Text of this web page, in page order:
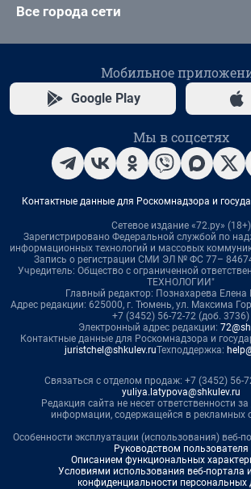
Все города сети
Мобильное
Google Play
Мы в соцсетях
Контактные данные для Роскомнадзора и
Сетевое издание «72.ру» (18+)
Зарегистрировано Федеральной службой по
информационных технологий и массовых
Запись о регистрации СМИ ЭЛ № ФС 77–
Учредитель: Общество с ограниченной
ТЕХНОЛОГИИ"
Главный редактор: Познахарева
Адрес редакции: 625000, г. Тюмень, ул. Максима
+7 (3452) 56-72-72 (доб. 3736)
Электронный адрес редакции:
Контактные данные для Роскомнадзора и
juristchel@shkulev.ruТехподдержка:
Связаться с отделом продаж: +7 (3452) 56-
yuliya.latypova@shkulev.ru
Редакция сайта не несет ответственности
информации, содержащейся в рекламных
Особенности эксплуатации (использования) веб-
Руководством пользователя
Описанием функциональных
Условиями использования веб-портала
конфиденциальности персональных